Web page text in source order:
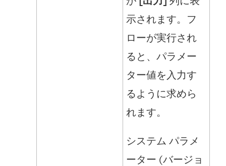
示されます。フ
ローが実行され
ると、パラメー
ター値を入力す
るように求めら
れます。
システム パラメ
ーター (バージョ